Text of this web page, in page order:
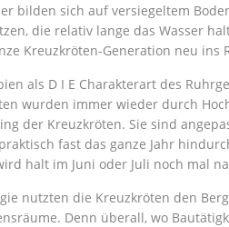
bilden sich auf versiegeltem
die relativ lange das Wasser
Kreuzkröten-Generation neu ins
als D I E Charakterart des
wurden immer wieder durch
der Kreuzkröten. Sie sind
fast das ganze Jahr
halt im Juni oder Juli noch mal
nutzten die Kreuzkröten den
Denn überall, wo